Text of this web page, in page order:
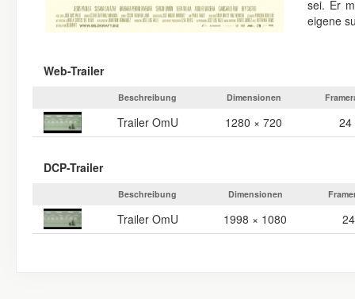
sei. Er
eigene
Web-Trailer
Beschreibung Dimensionen
Trailer OmU 1280 × 720 24
DCP-Trailer
Beschreibung Dimensionen
Trailer OmU 1998 × 1080 24